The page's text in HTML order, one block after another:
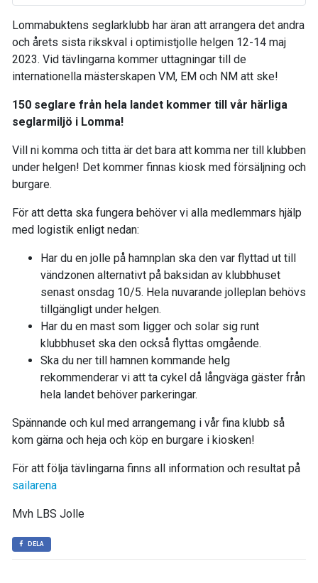
Lommabuktens seglarklubb har äran att arrangera det andra
och årets sista rikskval i optimistjolle helgen 12-14 maj
2023. Vid tävlingarna kommer uttagningar till de
internationella mästerskapen VM, EM och NM att ske!
150 seglare från hela landet kommer till vår härliga
seglarmiljö i Lomma!
Vill ni komma och titta är det bara att komma ner till klubben
under helgen! Det kommer finnas kiosk med försäljning och
burgare.
För att detta ska fungera behöver vi alla medlemmars hjälp
med logistik enligt nedan:
Har du en jolle på hamnplan ska den var flyttad ut till
vändzonen alternativt på baksidan av klubbhuset
senast onsdag 10/5. Hela nuvarande jolleplan behövs
tillgängligt under helgen.
Har du en mast som ligger och solar sig runt
klubbhuset ska den också flyttas omgående.
Ska du ner till hamnen kommande helg
rekommenderar vi att ta cykel då långväga gäster från
hela landet behöver parkeringar.
Spännande och kul med arrangemang i vår fina klubb så
kom gärna och heja och köp en burgare i kiosken!
För att följa tävlingarna finns all information och resultat på
sailarena
Mvh LBS Jolle
DELA